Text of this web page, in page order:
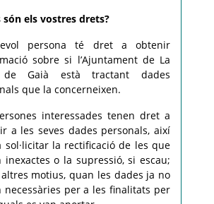
són els vostres drets?
persona té dret a obtenir
sobre si l’Ajuntament de La
Gaià està tractant dades
que la concerneixen.
interessades tenen dret a
a les seves dades personals, així
sol·licitar la rectificació de les que
inexactes o la supressió, si escau;
motius, quan les dades ja no
necessàries per a les finalitats per